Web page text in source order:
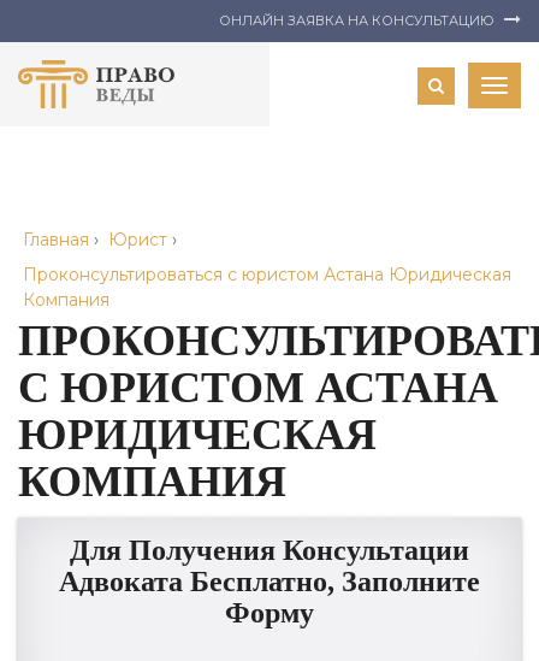
ОНЛАЙН ЗАЯВКА НА КОНСУЛЬТАЦИЮ
Главная › Юрист ›
Проконсультироваться с юристом Астана Юридическая
Компания
С ЮРИСТОМ АСТАНА
ЮРИДИЧЕСКАЯ
КОМПАНИЯ
Для Получения Консультации
Адвоката Бесплатно, Заполните
Форму